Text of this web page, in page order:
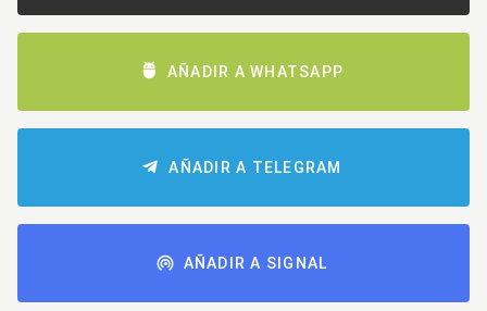
AÑADIR A WHATSAPP
AÑADIR A TELEGRAM
AÑADIR A SIGNAL